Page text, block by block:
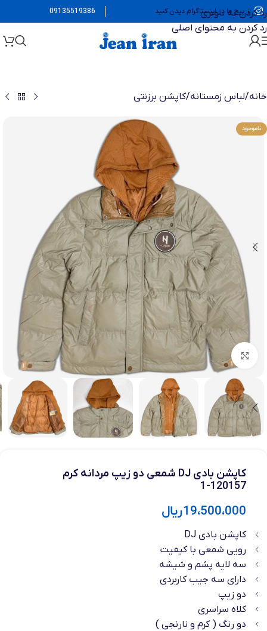
رد کردن به ناوبری
رد کردن به محتوای اصلی
از پیج ما در اینستاگرام دیدن کنید 09135519386
خانه/لباس زمستانه/کاپشن برزنتی
ناموجود
بزرگنمایی تصویر
کاپشن بادی DJ شمعی دو زیپ مردانه کرم
120157-1
19،500،000ریال
کاپشن بادی DJ
رویی شمعی با کیفیت
سه لایه پشم و شیشه
دارای سه جیب کاربردی
دو زیپ
کلاه سراسری
دو رنگ ( کرم و نارنجی )